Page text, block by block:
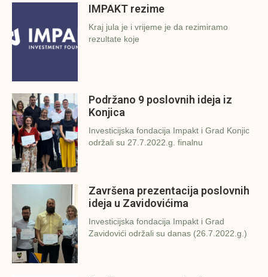
IMPAKT rezime
Kraj jula je i vrijeme je da rezimiramo
rezultate koje
Podržano 9 poslovnih ideja iz
Konjica
Investicijska fondacija Impakt i Grad Konjic
održali su 27.7.2022.g. finalnu
Završena prezentacija poslovnih
ideja u Zavidovićima
Investicijska fondacija Impakt i Grad
Zavidovići održali su danas (26.7.2022.g.)